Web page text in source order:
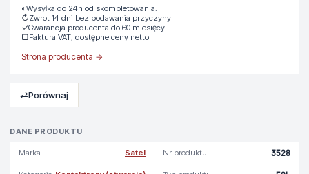
DANE PRODUKTU
Marka Satel Nr produktu 3528
◐ Wysyłka do 24h od skompletowania.
↻Zwrot 14 dni bez podawania przyczyny
✓Gwarancja producenta do 60 miesięcy
▢Faktura VAT, dostępne ceny netto
Strona producenta →
⇄Porównaj